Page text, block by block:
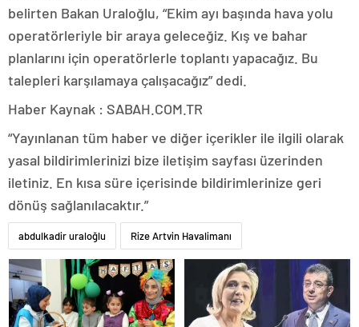
belirten Bakan Uraloğlu, “Ekim ayı başında hava yolu
operatörleriyle bir araya geleceğiz. Kış ve bahar
planlarını için operatörlerle toplantı yapacağız. Bu
talepleri karşılamaya çalışacağız” dedi.
Haber Kaynak : SABAH.COM.TR
“Yayınlanan tüm haber ve diğer içerikler ile ilgili olarak
yasal bildirimlerinizi bize iletişim sayfası üzerinden
iletiniz. En kısa süre içerisinde bildirimlerinize geri
dönüş sağlanılacaktır.”
abdulkadir uraloğlu Rize Artvin Havalimanı